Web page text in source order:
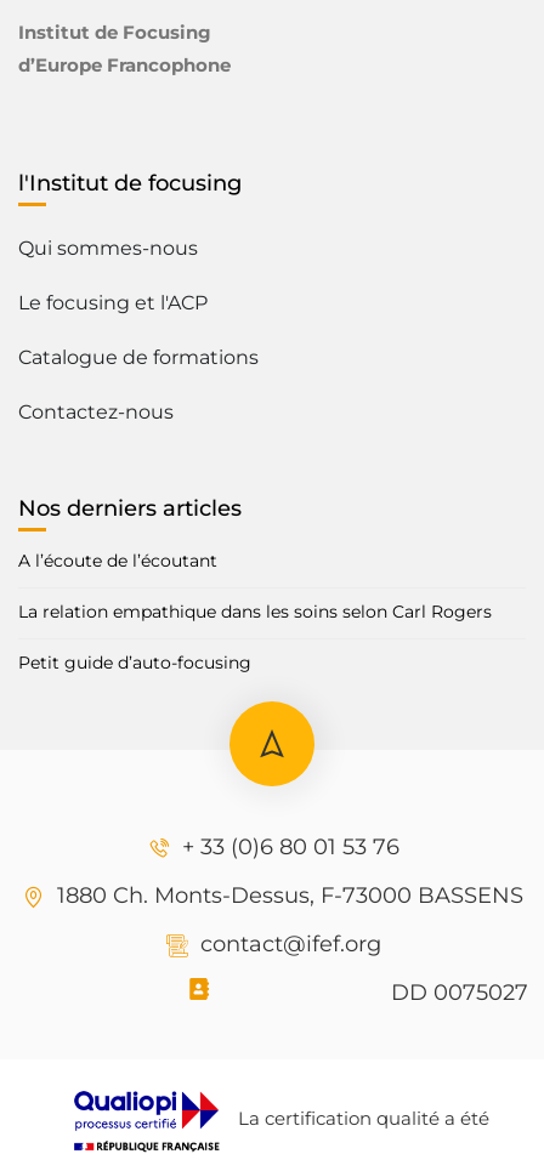
Institut de Focusing
d’Europe Francophone
l'Institut de focusing
Qui sommes-nous
Le focusing et l'ACP
Catalogue de formations
Contactez-nous
Nos derniers articles
A l’écoute de l’écoutant
La relation empathique dans les soins selon Carl Rogers
Petit guide d’auto-focusing
+ 33 (0)6 80 01 53 76
1880 Ch. Monts-Dessus, F-73000 BASSENS
contact@ifef.org
DD 0075027
La certification qualité a été